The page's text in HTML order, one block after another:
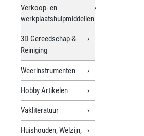
Verkoop- en
werkplaatshulpmiddellen
3D Gereedschap &
Reiniging
Weerinstrumenten
Hobby Artikelen
Vakliteratuur
Huishouden, Welzijn,